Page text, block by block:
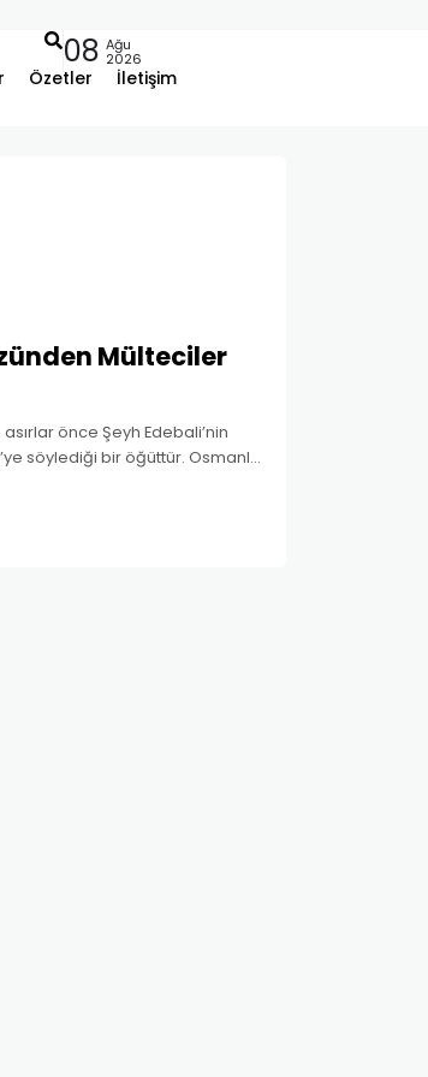
Özetler İletişim
08 Ağu
2026
Mülteciler
önce Şeyh Edebali’nin
söylediği bir öğüttür. Osmanlı